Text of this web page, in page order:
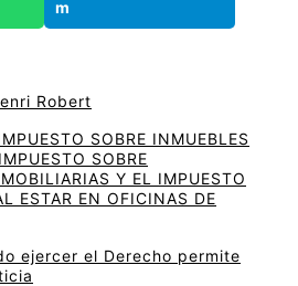
Robert
SOBRE INMUEBLES
SOBRE
Y EL IMPUESTO
ESTAR EN OFICINAS DE
ejercer el Derecho permite